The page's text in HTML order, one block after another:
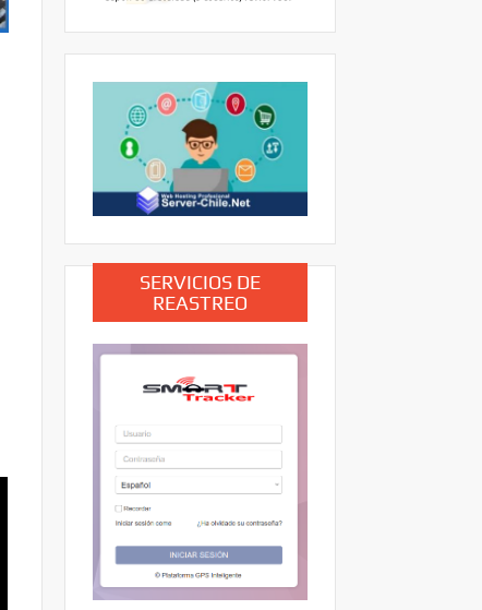
SERVICIOS DE
REASTREO